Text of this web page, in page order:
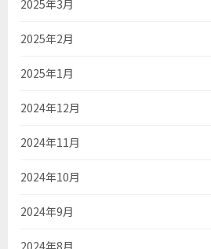
2025年3月
2025年2月
2025年1月
2024年12月
2024年11月
2024年10月
2024年9月
2024年8月